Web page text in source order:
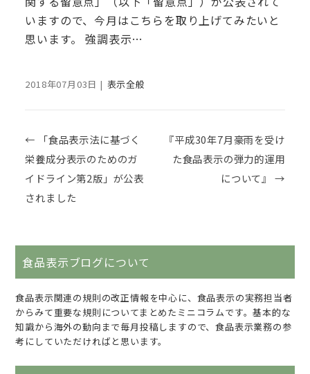
いますので、今月はこちらを取り上げてみたいと
思います。 強調表示…
2018年07月03日 | 表示全般
Post navigation
← 「食品表示法に基づく
栄養成分表示のためのガ
イドライン第2版」が公表
されました
『平成30年7月豪雨を受け
た食品表示の弾力的運用
について』 →
食品表示ブログについて
食品表示関連の規則の改正情報を中心に、食品表示の実務担当者
からみて重要な規則についてまとめたミニコラムです。基本的な
知識から海外の動向まで毎月投稿しますので、食品表示業務の参
考にしていただければと思います。